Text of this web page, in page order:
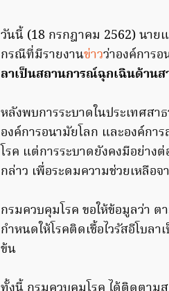
วันนี้ (18 กรกฎาคม 2562) นา
กรณีที่มีรายงานข่าวว่าองค์การ
ลาเป็นสถานการณ์ฉุกเฉินด้าน
หลังพบการระบาดในประเทศส
องค์การอนามัยโลก และองค์กา
โรค แต่การระบาดยังคงมีอย่าง
กล่าว เพื่อระดมความช่วยเหลือ
กรมควบคุมโรค ขอให้ข้อมูลว่า
กำหนดให้โรคติดเชื้อไวรัสอีโบล
ข้น